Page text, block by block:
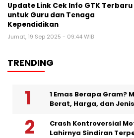
Update Link Cek Info GTK Terbaru
untuk Guru dan Tenaga
Kependidikan
Jumat, 19 Sep 2025 - 09:44 WIB
TRENDING
1 Emas Berapa Gram?
Berat, Harga, dan
Crash Kontroversial
Lahirnya Sindiran